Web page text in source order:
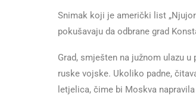
Snimak koji je američki list
pokušavaju da odbrane grad
Grad, smješten na južnom ulazu
ruske vojske. Ukoliko padne,
letjelica, čime bi Moskva